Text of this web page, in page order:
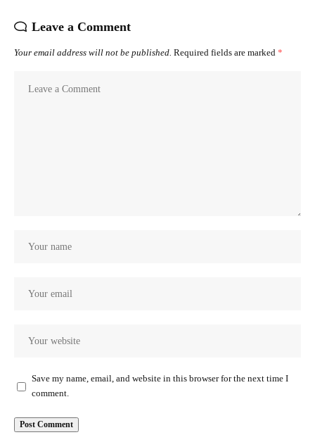
Leave a Comment
Your email address will not be published. Required fields are marked *
Save my name, email, and website in this browser for the next time I
comment.